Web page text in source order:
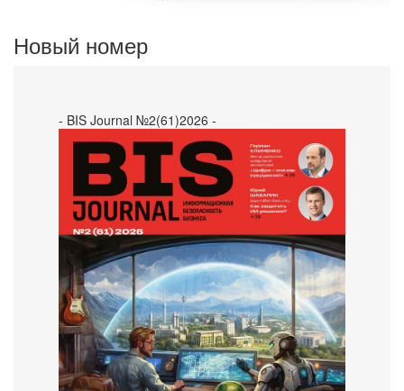
Новый номер
- BIS Journal №2(61)2026 -